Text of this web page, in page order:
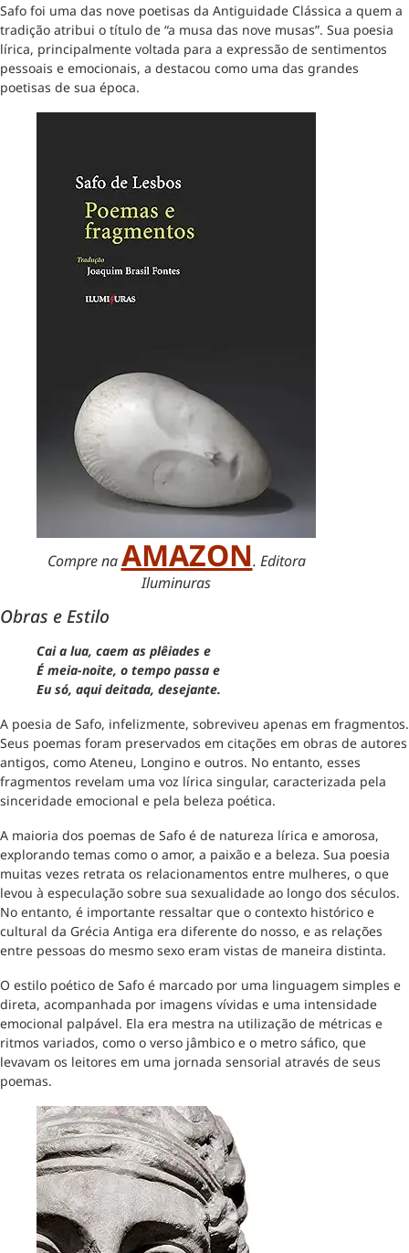
Safo foi uma das nove poetisas da Antiguidade Clássica a quem a
tradição atribui o título de “a musa das nove musas”. Sua poesia
lírica, principalmente voltada para a expressão de sentimentos
pessoais e emocionais, a destacou como uma das grandes
poetisas de sua época.
Compre naAMAZON. Editora
Iluminuras
Obras e Estilo
Cai a lua, caem as plêiades e
É meia-noite, o tempo passa e
Eu só, aqui deitada, desejante.
A poesia de Safo, infelizmente, sobreviveu apenas em fragmentos.
Seus poemas foram preservados em citações em obras de autores
antigos, como Ateneu, Longino e outros. No entanto, esses
fragmentos revelam uma voz lírica singular, caracterizada pela
sinceridade emocional e pela beleza poética.
A maioria dos poemas de Safo é de natureza lírica e amorosa,
explorando temas como o amor, a paixão e a beleza. Sua poesia
muitas vezes retrata os relacionamentos entre mulheres, o que
levou à especulação sobre sua sexualidade ao longo dos séculos.
No entanto, é importante ressaltar que o contexto histórico e
cultural da Grécia Antiga era diferente do nosso, e as relações
entre pessoas do mesmo sexo eram vistas de maneira distinta.
O estilo poético de Safo é marcado por uma linguagem simples e
direta, acompanhada por imagens vívidas e uma intensidade
emocional palpável. Ela era mestra na utilização de métricas e
ritmos variados, como o verso jâmbico e o metro sáfico, que
levavam os leitores em uma jornada sensorial através de seus
poemas.